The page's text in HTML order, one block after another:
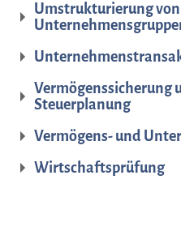
Umstrukturierung
Vermögenssicherung
Steuerplanung
Vermögens- und
Wirtschaftsprüfung